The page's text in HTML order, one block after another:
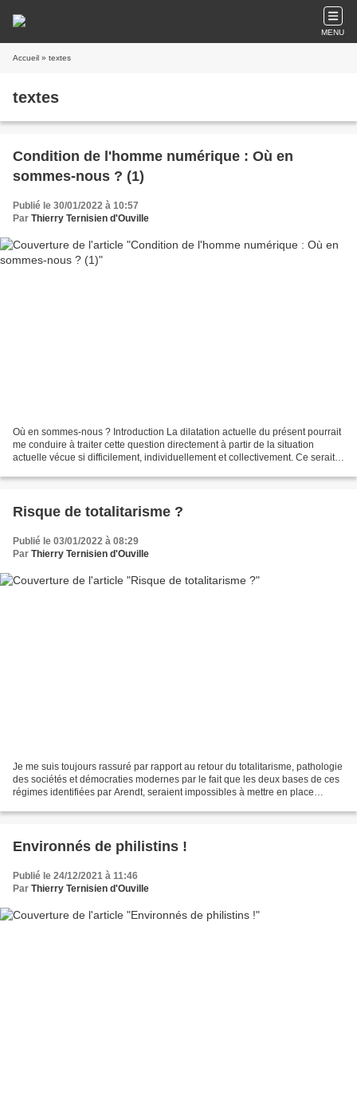
MENU
Accueil » textes
textes
Condition de l'homme numérique : Où en
sommes-nous ? (1)
Publié le 30/01/2022 à 10:57
Par Thierry Ternisien d'Ouville
Où en sommes-nous ? Introduction La dilatation actuelle du présent pourrait
me conduire à traiter cette question directement à partir de la situation
actuelle vécue si difficilement, individuellement et collectivement. Ce serait
Risque de totalitarisme ?
Publié le 03/01/2022 à 08:29
Par Thierry Ternisien d'Ouville
Je me suis toujours rassuré par rapport au retour du totalitarisme, pathologie
des sociétés et démocraties modernes par le fait que les deux bases de ces
régimes identifiées par Arendt, seraient impossibles à mettre en place
Environnés de philistins !
Publié le 24/12/2021 à 11:46
Par Thierry Ternisien d'Ouville